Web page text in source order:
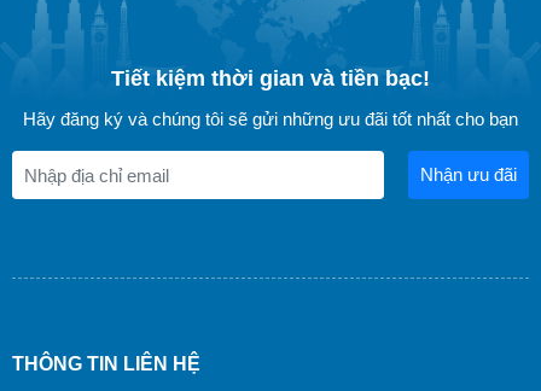
Tiết kiệm thời gian và tiền bạc!
Hãy đăng ký và chúng tôi sẽ gửi những ưu đãi tốt nhất cho bạn
Nhận ưu đãi
THÔNG TIN LIÊN HỆ